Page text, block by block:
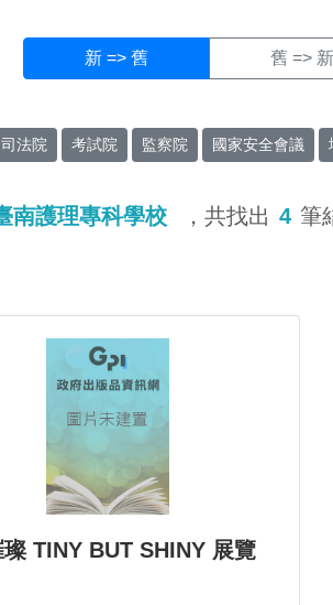
新 => 舊 舊 => 新
司法院 考試院 監察院 國家安全會議
南護理專科學校 ，共找出 4 筆
TINY BUT SHINY 展覽